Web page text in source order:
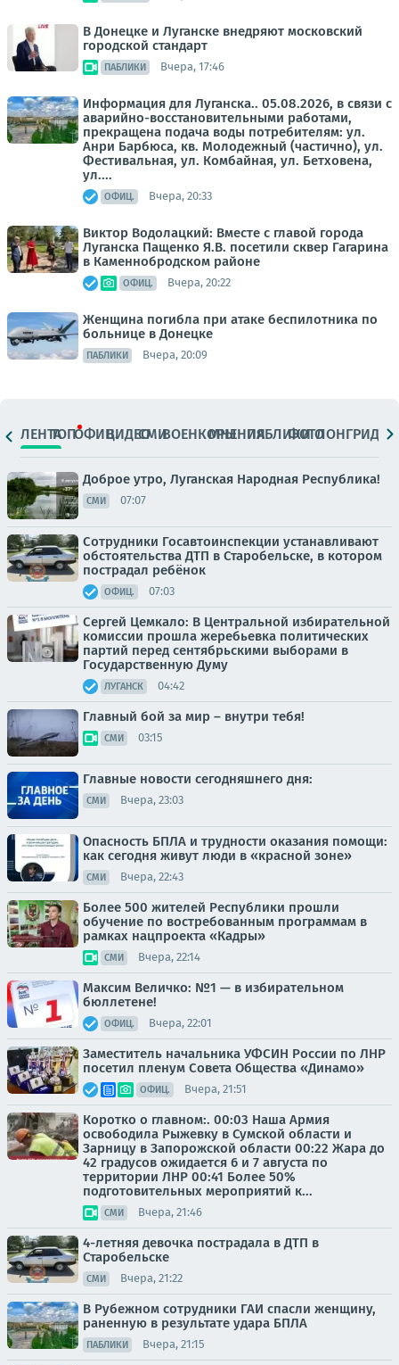
В Донецке и Луганске внедряют московский
городской стандарт
ПАБЛИКИ Вчера, 17:46
Информация для Луганска.. 05.08.2026, в связи с
аварийно-восстановительными работами,
прекращена подача воды потребителям: ул.
Анри Барбюса, кв. Молодежный (частично), ул.
Фестивальная, ул. Комбайная, ул. Бетховена,
ул....
ОФИЦ. Вчера, 20:33
Виктор Водолацкий: Вместе с главой города
Луганска Пащенко Я.В. посетили сквер Гагарина
в Каменнобродском районе
ОФИЦ. Вчера, 20:22
Женщина погибла при атаке беспилотника по
больнице в Донецке
ПАБЛИКИ Вчера, 20:09
ЛЕНТАТОПОФИЦ.ВИДЕОСМИВОЕНКОРЫМНЕНИЯПАБЛИКИ
ФОТОЛОНГРИДЫ
Доброе утро, Луганская Народная Республика!
СМИ 07:07
Сотрудники Госавтоинспекции устанавливают
обстоятельства ДТП в Старобельске, в котором
пострадал ребёнок
ОФИЦ. 07:03
Сергей Цемкало: В Центральной избирательной
комиссии прошла жеребьевка политических
партий перед сентябрьскими выборами в
Государственную Думу
ЛУГАНСК 04:42
Главный бой за мир – внутри тебя!
СМИ 03:15
Главные новости сегодняшнего дня:
СМИ Вчера, 23:03
Опасность БПЛА и трудности оказания помощи:
как сегодня живут люди в «красной зоне»
СМИ Вчера, 22:43
Более 500 жителей Республики прошли
обучение по востребованным программам в
рамках нацпроекта «Кадры»
СМИ Вчера, 22:14
Максим Величко: №1 — в избирательном
бюллетене!
ОФИЦ. Вчера, 22:01
Заместитель начальника УФСИН России по ЛНР
посетил пленум Совета Общества «Динамо»
ОФИЦ. Вчера, 21:51
Коротко о главном:. 00:03 Наша Армия
освободила Рыжевку в Сумской области и
Зарницу в Запорожской области 00:22 Жара до
42 градусов ожидается 6 и 7 августа по
территории ЛНР 00:41 Более 50%
подготовительных мероприятий к...
СМИ Вчера, 21:46
4-летняя девочка пострадала в ДТП в
Старобельске
СМИ Вчера, 21:22
В Рубежном сотрудники ГАИ спасли женщину,
раненную в результате удара БПЛА
ПАБЛИКИ Вчера, 21:15